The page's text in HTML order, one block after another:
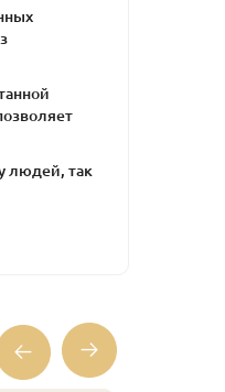
людей, так